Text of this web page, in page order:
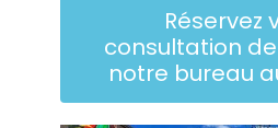
Réservez
consultation
notre bureau